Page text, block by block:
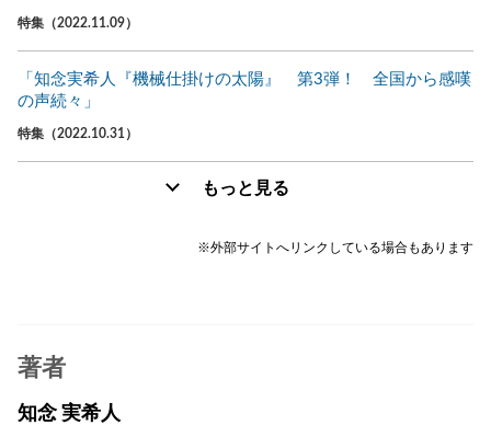
特集（2022.11.09）
「知念実希人『機械仕掛けの太陽』 第3弾！ 全国から感嘆
の声続々」
特集（2022.10.31）
もっと見る
※外部サイトへリンクしている場合もあります
著者
知念 実希人